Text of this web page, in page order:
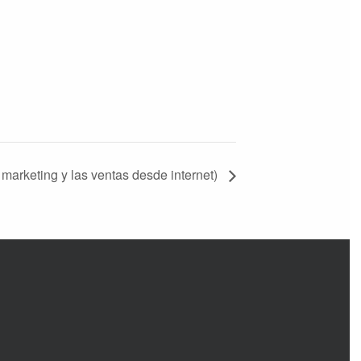
y las ventas desde internet)